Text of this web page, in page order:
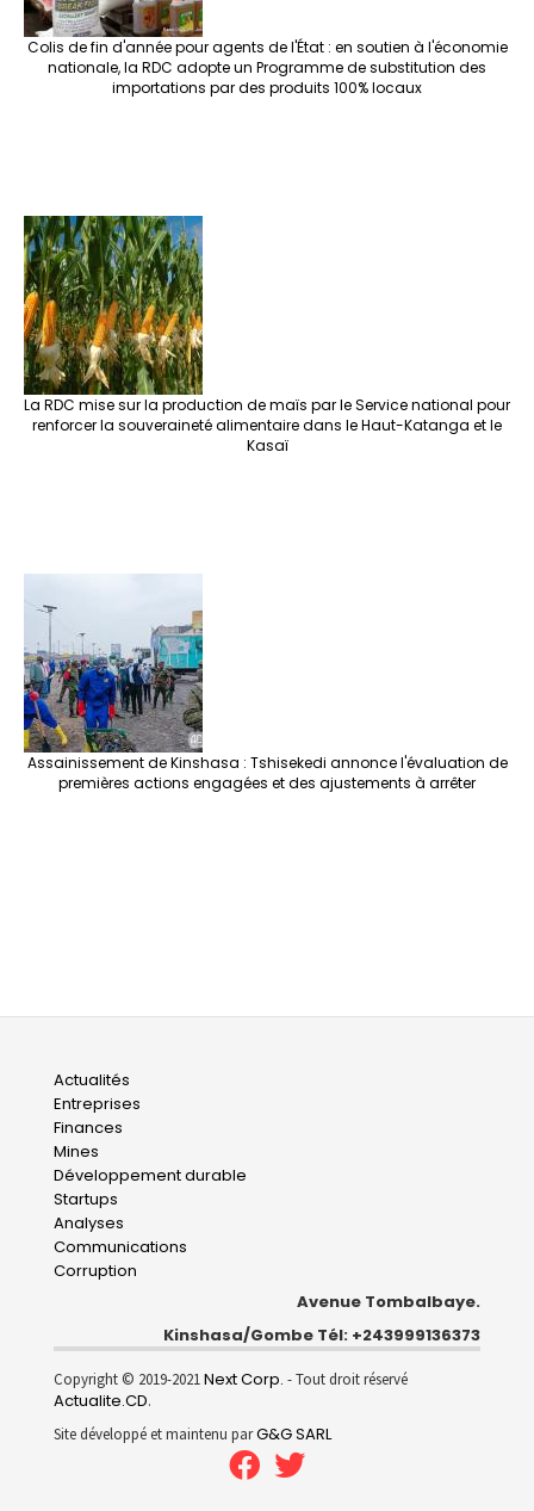
Colis de fin d'année pour agents de l'État : en soutien à l'économie
nationale, la RDC adopte un Programme de substitution des
importations par des produits 100% locaux
La RDC mise sur la production de maïs par le Service national pour
renforcer la souveraineté alimentaire dans le Haut-Katanga et le
Kasaï
Assainissement de Kinshasa : Tshisekedi annonce l'évaluation de
premières actions engagées et des ajustements à arrêter
Main
navigation
Actualités
Entreprises
Finances
Mines
Développement durable
Startups
Analyses
Communications
Corruption
Avenue Tombalbaye.
Kinshasa/Gombe Tél: +243999136373
Copyright © 2019-2021Next Corp. - Tout droit réservé
Actualite.CD.
Site développé et maintenu parG&G SARL